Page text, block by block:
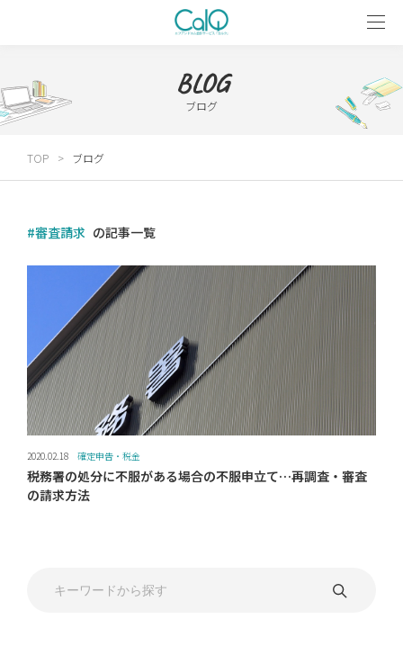
BLOG
ブログ
TOP ブログ
#審査請求 の記事一覧
2020.02.18 確定申告・税金
税務署の処分に不服がある場合の不服申立て…再調査・審査
の請求方法